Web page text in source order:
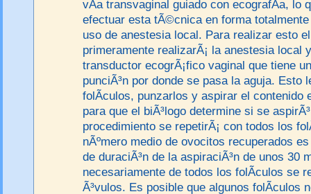
vÃ­a transvaginal guiado con ecografÃ­a, lo
efectuar esta tÃ©cnica en forma
uso de anestesia local. Para realizar esto
primeramente realizarÃ¡ la anestesia local
transductor ecogrÃ¡fico vaginal que tiene
punciÃ³n por donde se pasa la aguja. Esto
folÃ­culos, punzarlos y aspirar el contenido
para que el biÃ³logo determine si se
procedimiento se repetirÃ¡ con todos los
nÃºmero medio de ovocitos recuperados
de duraciÃ³n de la aspiraciÃ³n de unos 30
necesariamente de todos los folÃ­culos se
Ã³vulos. Es posible que algunos folÃ­culos